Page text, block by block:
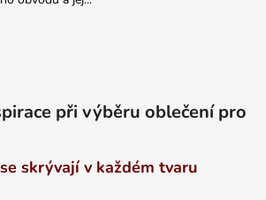
při výběru oblečení pro
skrývají v každém tvaru